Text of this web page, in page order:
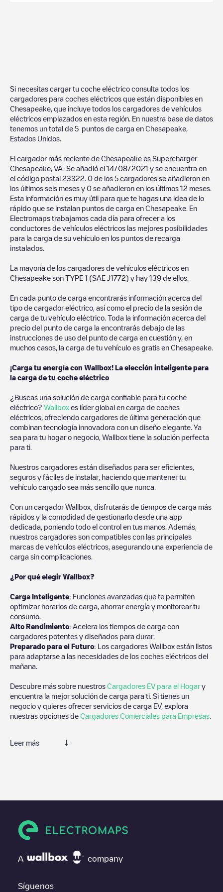
Si necesitas cargar tu coche eléctrico consulta todos los
cargadores para coches eléctricos que están disponibles en
Chesapeake , que incluye todos los cargadores de vehículos
eléctricos emplazados en esta región. En nuestra base de datos
tenemos un total de 5 puntos de carga en Chesapeake
Estados Unidos
El cargador más reciente de Chesapeake es Supercharger
Chesapeake, VA
. Se añadió el 14/08/2021 y se encuentra en
el código postal 23322 0 de los 5 cargadores se añadieron en
los últimos seis meses y 0 se añadieron en los últimos 12 meses.
Esta información es muy útil para que te hagas una idea de lo
rápido que se instalan puntos de carga en Chesapeake . En
Electromaps trabajamos cada día para ofrecer a los
conductores de vehículos eléctricos las mejores posibilidades
para la carga de su vehículo en los puntos de recarga
instalados.
La mayoría de los cargadores de vehículos eléctricos en
Chesapeake son TYPE 1 (SAE J1772) y hay 139 de ellos.
En cada punto de carga encontrarás información acerca del
tipo de cargador eléctrico, así como el precio de la sesión de
carga de tu vehículo eléctrico. Toda la información acerca del
precio del punto de carga la encontrarás debajo de las
instrucciones de uso del punto de carga en cuestión y, en
muchos casos, la carga de tu vehículo es gratis en Chesapeake
¡Carga tu energía con Wallbox! La elección inteligente para
la carga de tu coche eléctrico
¿Buscas una solución de carga confiable para tu coche
eléctrico? Wallbox es líder global en carga de coches
eléctricos, ofreciendo cargadores de última generación que
combinan tecnología innovadora con un diseño elegante. Ya
sea para tu hogar o negocio, Wallbox tiene la solución perfecta
para ti.
Nuestros cargadores están diseñados para ser eficientes,
seguros y fáciles de instalar, haciendo que mantener tu
vehículo cargado sea más sencillo que nunca.
Con un cargador Wallbox, disfrutarás de tiempos de carga más
rápidos y la comodidad de gestionarlo desde una app
dedicada, poniendo todo el control en tus manos. Además,
nuestros cargadores son compatibles con las principales
marcas de vehículos eléctricos, asegurando una experiencia de
carga sin complicaciones.
¿Por qué elegir Wallbox?
Carga Inteligente: Funciones avanzadas que te permiten
optimizar horarios de carga, ahorrar energía y monitorear tu
consumo.
Alto Rendimiento: Acelera los tiempos de carga con
cargadores potentes y diseñados para durar.
Preparado para el Futuro: Los cargadores Wallbox están listos
para adaptarse a las necesidades de los coches eléctricos del
mañana.
Descubre más sobre nuestros Cargadores EV para el Hogary
encuentra la mejor solución de carga para ti. Si tienes un
negocio y quieres ofrecer servicios de carga EV, explora
nuestras opciones de Cargadores Comerciales para Empresas
Leer más
información útil para crear la mejor experiencia para los
conductores de vehículos eléctricos.
Las opiniones de los conductores eléctricos son muy
importantes para valorar cuáles son los puntos de carga más
por lo que no dudes en dejar tu valoración de cuál fue tu
A company
Síguenos